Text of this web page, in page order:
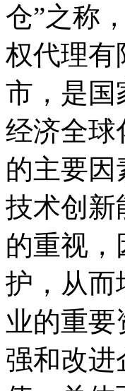
仓”之称
权代理有
市，是国
经济全球
的主要
技术创新
的重视
护，从而
业的重
强和改进